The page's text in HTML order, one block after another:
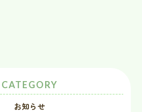
CATEGORY
お知らせ